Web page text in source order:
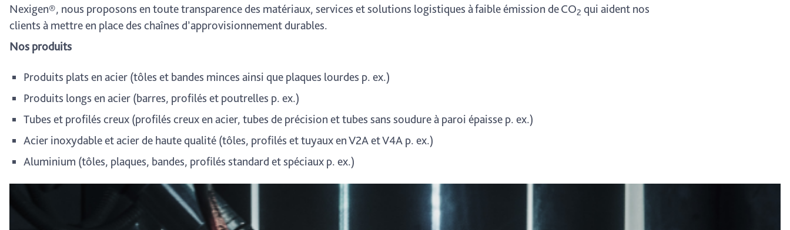
Nexigen®, nous proposons en toute transparence des matériaux, services et solutions logistiques à faible émission de CO2 qui aident nos
clients à mettre en place des chaînes d’approvisionnement durables.
Nos produits
Produits plats en acier (tôles et bandes minces ainsi que plaques lourdes p. ex.)
Produits longs en acier (barres, profilés et poutrelles p. ex.)
Tubes et profilés creux (profilés creux en acier, tubes de précision et tubes sans soudure à paroi épaisse p. ex.)
Acier inoxydable et acier de haute qualité (tôles, profilés et tuyaux en V2A et V4A p. ex.)
Aluminium (tôles, plaques, bandes, profilés standard et spéciaux p. ex.)